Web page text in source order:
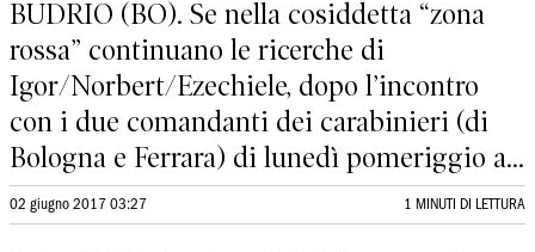
BUDRIO (BO). Se nella cosiddetta “zona
rossa” continuano le ricerche di
Igor/Norbert/Ezechiele, dopo l’incontro
con i due comandanti dei carabinieri (di
Bologna e Ferrara) di lunedì pomeriggio a...
02 giugno 2017 03:27 1 MINUTI DI LETTURA